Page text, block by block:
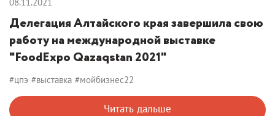
Делегация Алтайского края завершила свою
работу на международной выставке
"FoodExpo Qazaqstan 2021"
#цпэ #выставка #мойбизнес22
Читать дальше